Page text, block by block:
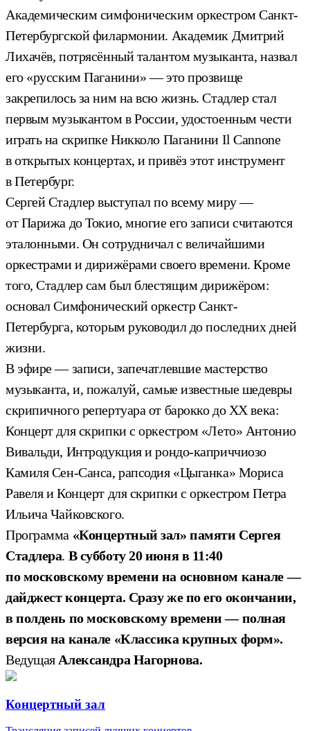
Академическим симфоническим оркестром Санкт-
Петербургской филармонии. Академик Дмитрий
Лихачёв, потрясённый талантом музыканта, назвал
его «русским Паганини» — это прозвище
закрепилось за ним на всю жизнь. Стадлер стал
первым музыкантом в России, удостоенным чести
играть на скрипке Никколо Паганини Il Cannone
в открытых концертах, и привёз этот инструмент
в Петербург.
Сергей Стадлер выступал по всему миру —
от Парижа до Токио, многие его записи считаются
эталонными. Он сотрудничал с величайшими
оркестрами и дирижёрами своего времени. Кроме
того, Стадлер сам был блестящим дирижёром:
основал Симфонический оркестр Санкт-
Петербурга, которым руководил до последних дней
жизни.
В эфире — записи, запечатлевшие мастерство
музыканта, и, пожалуй, самые известные шедевры
скрипичного репертуара от барокко до ХХ века:
Концерт для скрипки с оркестром «Лето» Антонио
Вивальди, Интродукция и рондо-каприччиозо
Камиля Сен-Санса, рапсодия «Цыганка» Мориса
Равеля и Концерт для скрипки с оркестром Петра
Ильича Чайковского.
Программа «Концертный зал» памяти Сергея
Стадлера. В субботу 20 июня в 11:40
по московскому времени на основном канале —
дайджест концерта. Сразу же по его окончании,
в полдень по московскому времени — полная
версия на канале «Классика крупных форм».
Ведущая Александра Нагорнова.
Концертный зал